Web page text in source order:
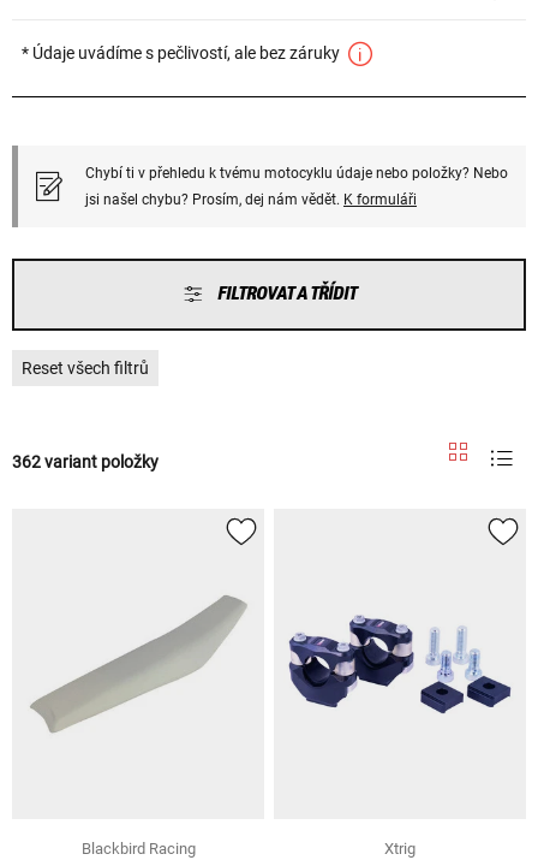
* Údaje uvádíme s pečlivostí, ale bez záruky
Chybí ti v přehledu k tvému motocyklu údaje nebo položky? Nebo
jsi našel chybu? Prosím, dej nám vědět. K formuláři
FILTROVAT A TŘÍDIT
Reset všech filtrů
362 variant položky
Blackbird Racing
Xtrig